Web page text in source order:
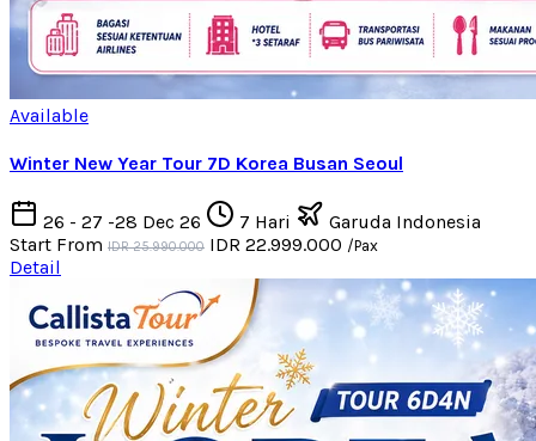
Available
Winter New Year Tour 7D Korea Busan Seoul
26 - 27 -28 Dec 26 7 Hari
Garuda Indonesia
Start From IDR 25.990.000 IDR 22.999.000 /Pax
Detail